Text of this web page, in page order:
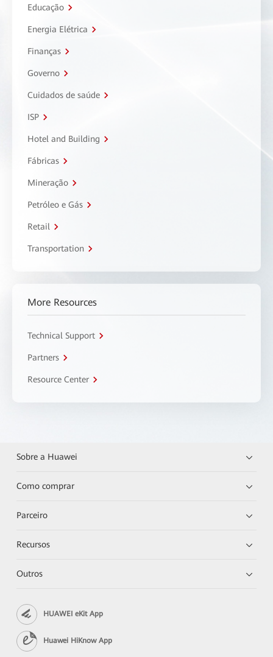
Educação
Energia Elétrica
Finanças
Governo
Cuidados de saúde
ISP
Hotel and Building
Fábricas
Mineração
Petróleo e Gás
Retail
Transportation
More Resources
Technical Support
Partners
Resource Center
Sobre a Huawei
Como comprar
Parceiro
Recursos
Outros
HUAWEI eKit App
Huawei HiKnow App